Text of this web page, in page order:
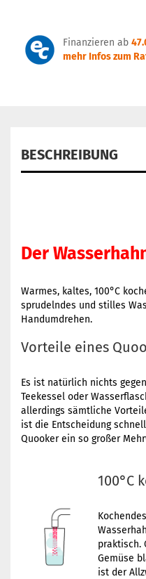
Finanzieren ab
mehr Infos zum
BESCHREIBUNG
Der
Warmes, kaltes, 100°C
sprudelndes und stilles
Handumdrehen.
Vorteile eines
Es ist natürlich nichts
Teekessel oder
allerdings sämtliche
ist die Entscheidung
Quooker ein so großer
100°C
praktisch.
Gemüse
ist der